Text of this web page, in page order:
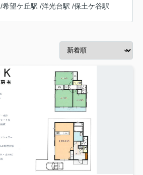
/希望ケ丘駅 /洋光台駅 /保土ケ谷駅